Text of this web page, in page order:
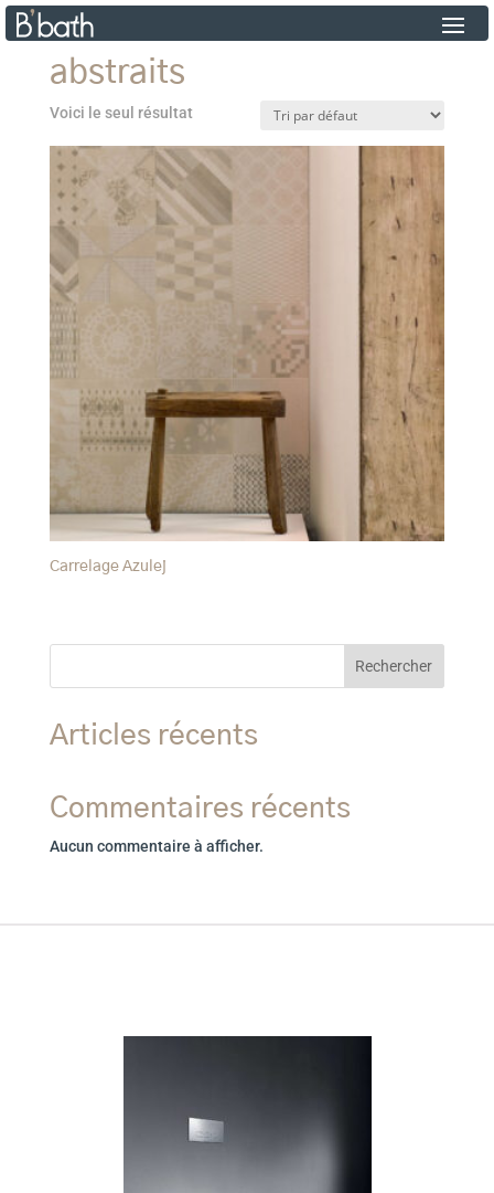
abstraits
Voici le seul résultat
Carrelage Azulej
Rechercher
Articles récents
Commentaires récents
Aucun commentaire à afficher.